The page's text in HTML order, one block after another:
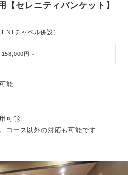
【セレニティバンケット】
チャペル併設）
158,000円～
能
可能
コース以外の対応も可能です